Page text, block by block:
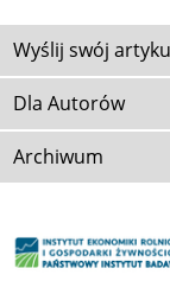
Wyślij swój
Dla Autorów
Archiwum